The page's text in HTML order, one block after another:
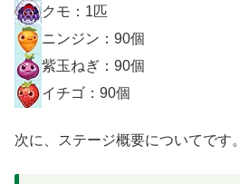
クモ：1匹
ニンジン：90個
紫玉ねぎ：90個
イチゴ：90個
次に、ステージ概要についてです。